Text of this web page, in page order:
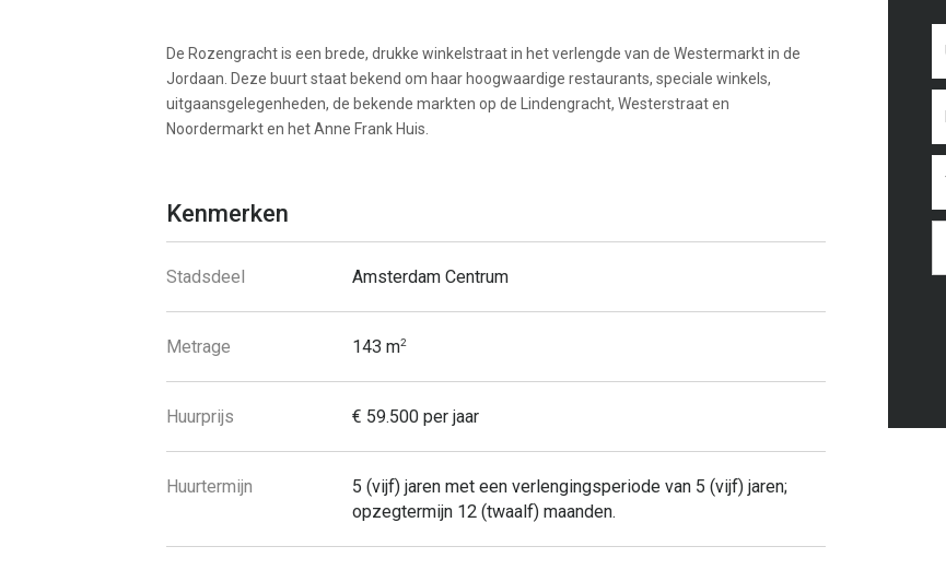
De Rozengracht is een brede, drukke winkelstraat in het verlengde van de Westermarkt in de
Jordaan. Deze buurt staat bekend om haar hoogwaardige restaurants, speciale winkels,
uitgaansgelegenheden, de bekende markten op de Lindengracht, Westerstraat en
Noordermarkt en het Anne Frank Huis.
Kenmerken
Stadsdeel Amsterdam Centrum
Metrage 143 m2
Huurprijs € 59.500 per jaar
Huurtermijn
5 (vijf) jaren met een verlengingsperiode van 5 (vijf) jaren;
opzegtermijn 12 (twaalf) maanden.